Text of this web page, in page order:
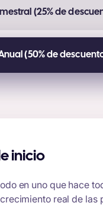
(25% de
(50% de
inicio
en uno que hace
real de las